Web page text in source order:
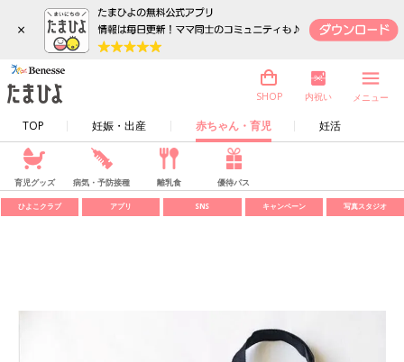
×
TOP 妊娠・出産 赤ちゃん・育児 妊活
SHOP 内祝い メニュー
育児グッズ 病気・予防接種 離乳食 優待パス
ひよこクラブ アプリ SNS キャンペーン 写真スタジオ